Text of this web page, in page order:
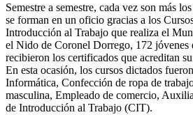
Semestre a semestre, cada vez son más
se forman en un oficio gracias a los
Introducción al Trabajo que realiza el
el Nido de Coronel Dorrego, 172 jóvenes
recibieron los certificados que acreditan
En esta ocasión, los cursos dictados
Informática, Confección de ropa de
masculina, Empleado de comercio,
de Introducción al Trabajo (CIT).